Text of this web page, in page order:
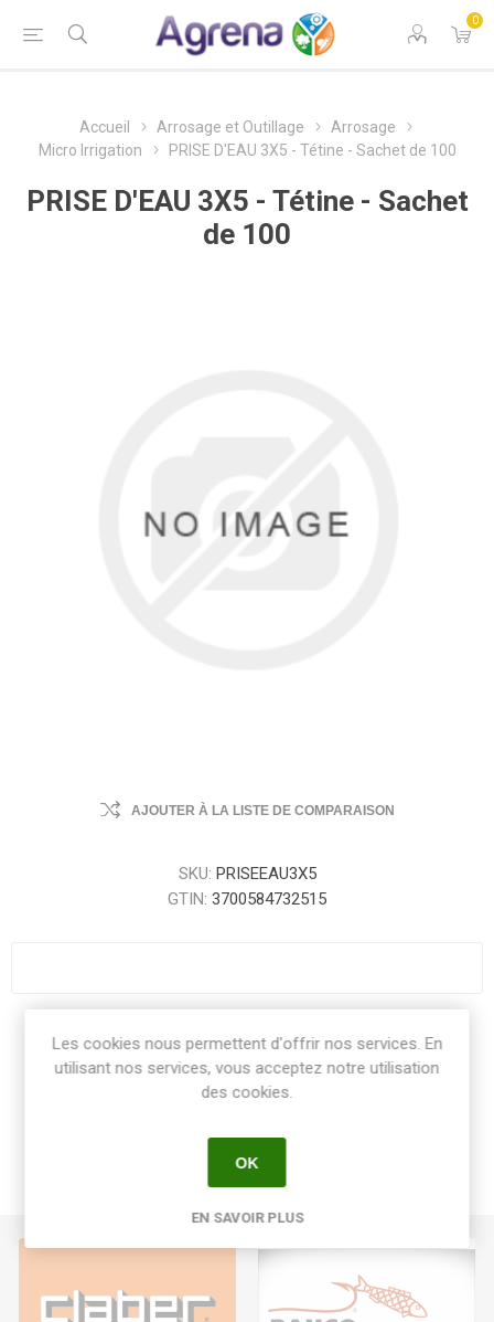
0
Accueil Arrosage et Outillage
Arrosage
Micro Irrigation
PRISE D'EAU 3X5 - Tétine - Sachet de 100
PRISE D'EAU 3X5 - Tétine - Sachet
de 100
AJOUTER À LA LISTE DE COMPARAISON
SKU: PRISEEAU3X5
GTIN: 3700584732515
Share:
Les cookies nous permettent d'offrir nos services. En
utilisant nos services, vous acceptez notre utilisation
des cookies.
OK
EN SAVOIR PLUS